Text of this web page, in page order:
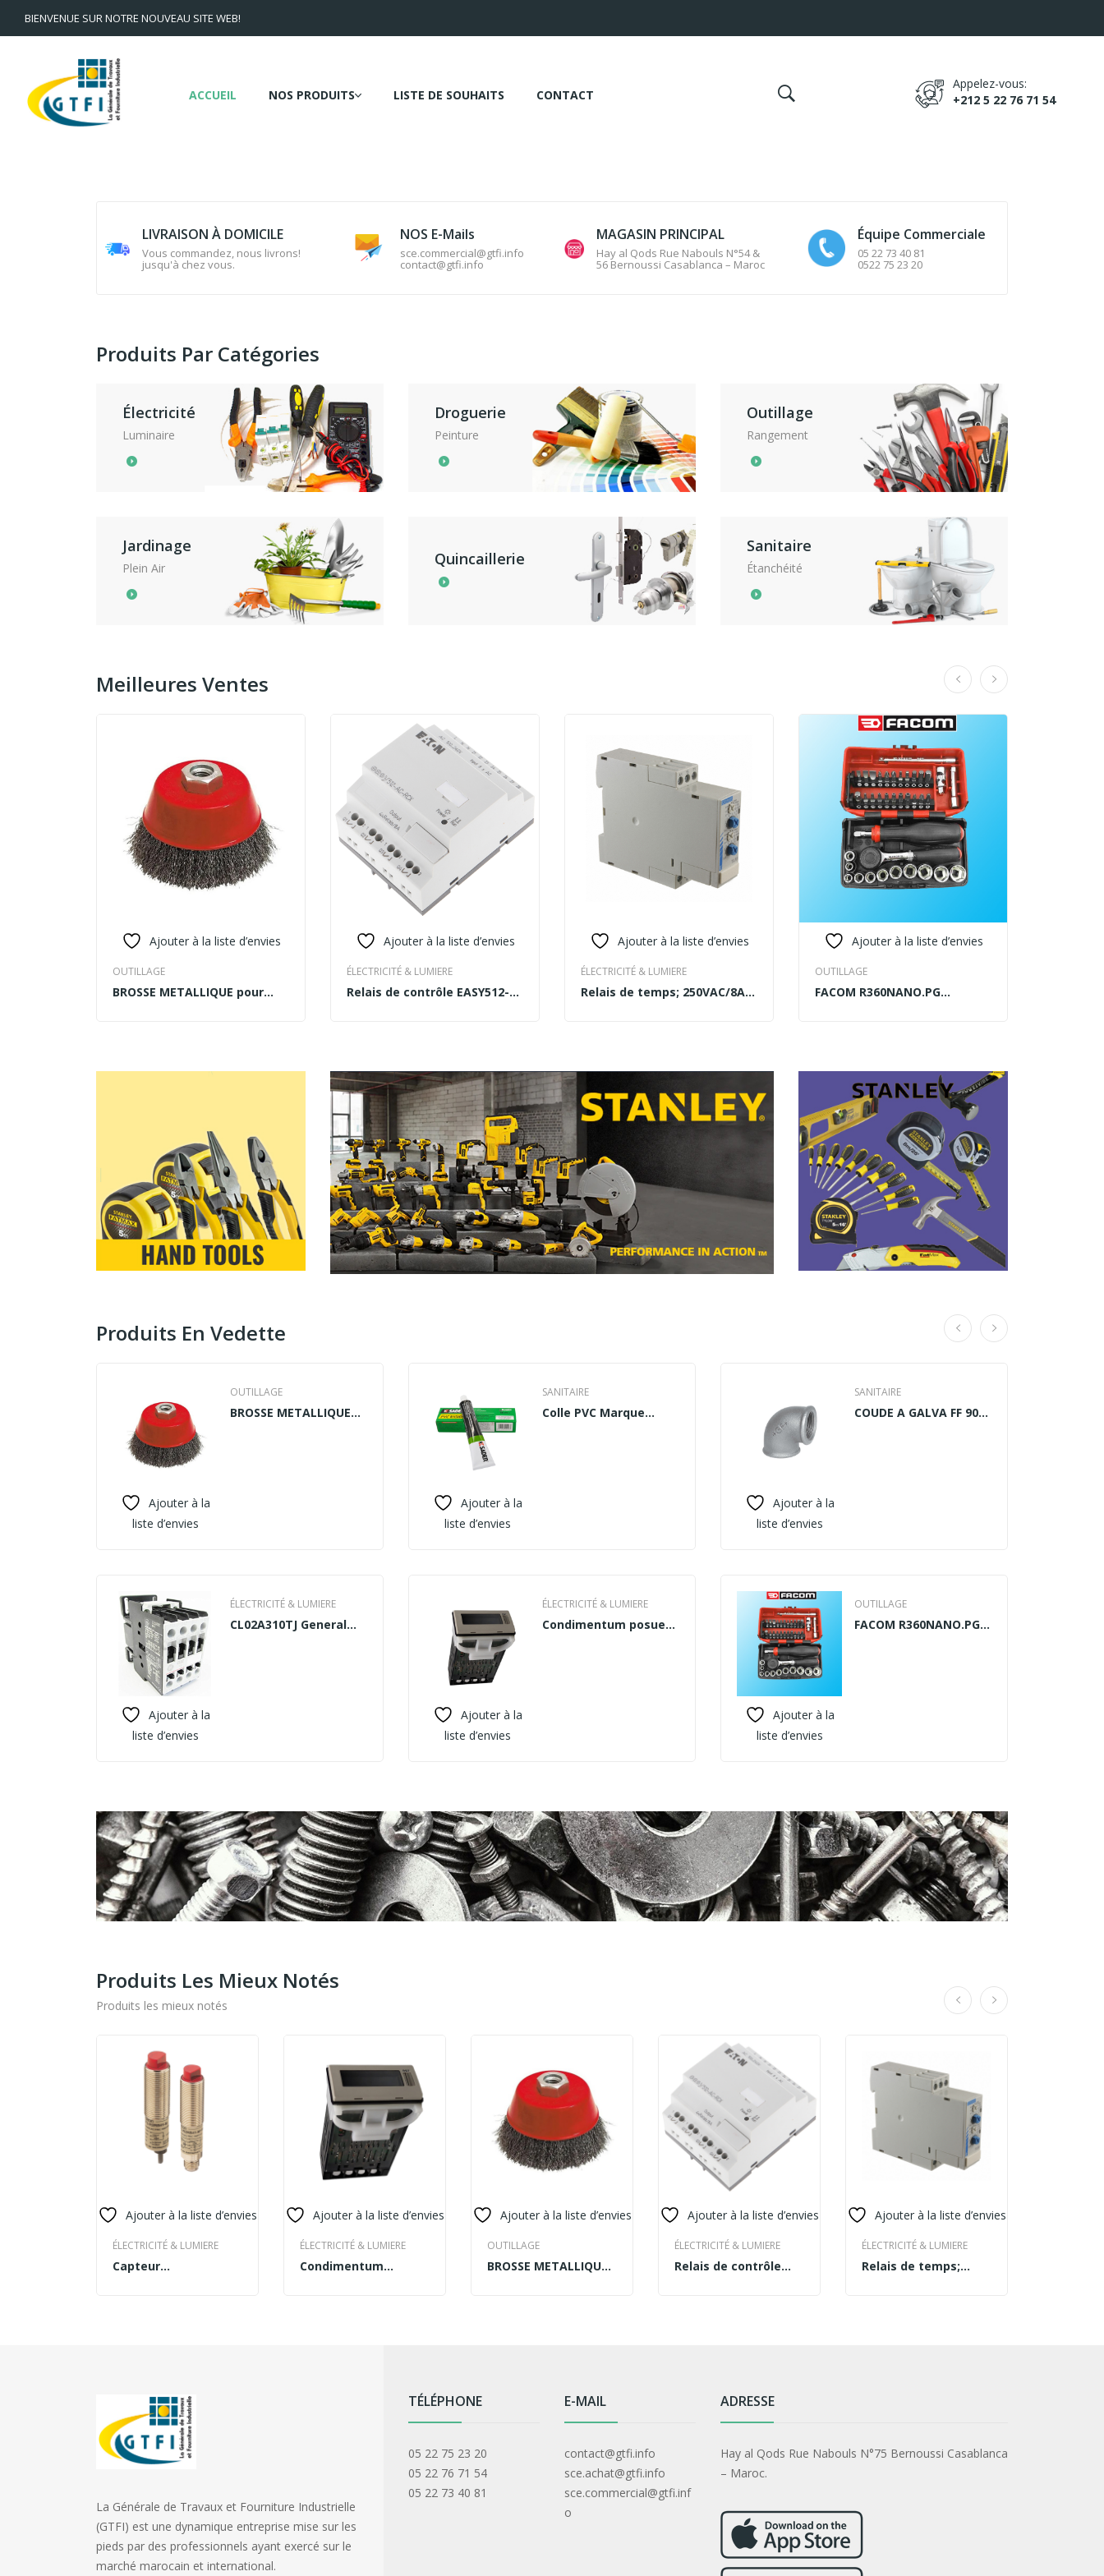
BIENVENUE SUR NOTRE NOUVEAU SITE WEB!
ACCUEIL NOS PRODUITS LISTE DE SOUHAITS CONTACT
Appelez-vous:
+212 5 22 76 71 54
LIVRAISON À DOMICILE
Vous commandez, nous livrons!
jusqu'à chez vous.
NOS E-Mails
sce.commercial@gtfi.info
contact@gtfi.info
MAGASIN PRINCIPAL
Hay al Qods Rue Nabouls N°54 &
56 Bernoussi Casablanca – Maroc
Équipe Commerciale
05 22 73 40 81
0522 75 23 20
Produits Par Catégories
Électricité
Luminaire
Droguerie
Peinture
Outillage
Rangement
Jardinage
Plein Air Quincaillerie
Sanitaire
Étanchéité
Meilleures Ventes
Ajouter à la liste d’envies
OUTILLAGE
BROSSE METALLIQUE pour
READ MORE
Ajouter à la liste d’envies
ÉLECTRICITÉ & LUMIERE
Relais de contrôle EASY512-
READ MORE
Ajouter à la liste d’envies
ÉLECTRICITÉ & LUMIERE
Relais de temps; 250VAC/8A;
READ MORE
Ajouter à la liste d’envies
OUTILLAGE
FACOM R360NANO.PG
READ MORE
Produits En Vedette
Ajouter à la
liste d’envies
OUTILLAGE
BROSSE METALLIQUE
Ajouter à la
liste d’envies
ÉLECTRICITÉ & LUMIERE
CL02A310TJ General
Ajouter à la
liste d’envies
SANITAIRE
Colle PVC Marque
Ajouter à la
liste d’envies
ÉLECTRICITÉ & LUMIERE
Condimentum posuere
Ajouter à la
liste d’envies
SANITAIRE
COUDE A GALVA FF 90°
Ajouter à la
liste d’envies
OUTILLAGE
FACOM R360NANO.PG
Produits Les Mieux Notés
Produits les mieux notés
Ajouter à la liste d’envies
ÉLECTRICITÉ & LUMIERE
Capteur
BUY PRODUCT
Ajouter à la liste d’envies
ÉLECTRICITÉ & LUMIERE
Condimentum
READ MORE
Ajouter à la liste d’envies
OUTILLAGE
BROSSE METALLIQUE
READ MORE
Ajouter à la liste d’envies
ÉLECTRICITÉ & LUMIERE
Relais de contrôle
READ MORE
Ajouter à la liste d’envies
ÉLECTRICITÉ & LUMIERE
Relais de temps;
READ MORE
La Générale de Travaux et Fourniture Industrielle
(GTFI) est une dynamique entreprise mise sur les
pieds par des professionnels ayant exercé sur le
marché marocain et international.
TÉLÉPHONE
05 22 75 23 20
05 22 76 71 54
05 22 73 40 81
E-MAIL
contact@gtfi.info
sce.achat@gtfi.info
sce.commercial@gtfi.inf
o
ADRESSE
Hay al Qods Rue Nabouls N°75 Bernoussi Casablanca
– Maroc.